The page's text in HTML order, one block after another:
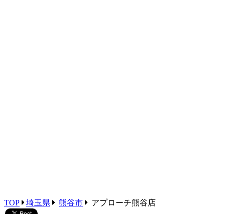
TOP 埼玉県 熊谷市 アプローチ熊谷店